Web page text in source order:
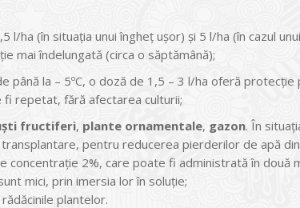
l/ha (în situaţia unui îngheţ uşor) şi 5 l/ha (în cazul
mai îndelungată (circa o săptămână);
până la – 5ºC, o doză de 1,5 – 3 l/ha oferă
repetat, fără afectarea culturii;
fructiferi, plante ornamentale, gazon. În
pentru reducerea pierderilor de apă
concentraţie 2%, care poate fi administrată în două
mici, prin imersia lor în soluţie;
plantelor.